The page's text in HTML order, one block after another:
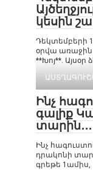
կեսին
Դեկտեմբերի
օրվա առաջին
**Խոյ**. Այսօր
Ինչ
գալիք
տարին․․․
Ինչ
դրակոնի
գրեթե 1ամիս,